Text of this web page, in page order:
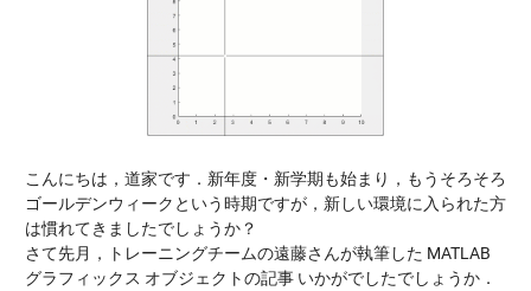
こんにちは，道家です．新年度・新学期も始まり，もうそろそろ
ゴールデンウィークという時期ですが，新しい環境に入られた方
は慣れてきましたでしょうか？
さて先月，トレーニングチームの遠藤さんが執筆した MATLAB
グラフィックス オブジェクトの記事 いかがでしたでしょうか．